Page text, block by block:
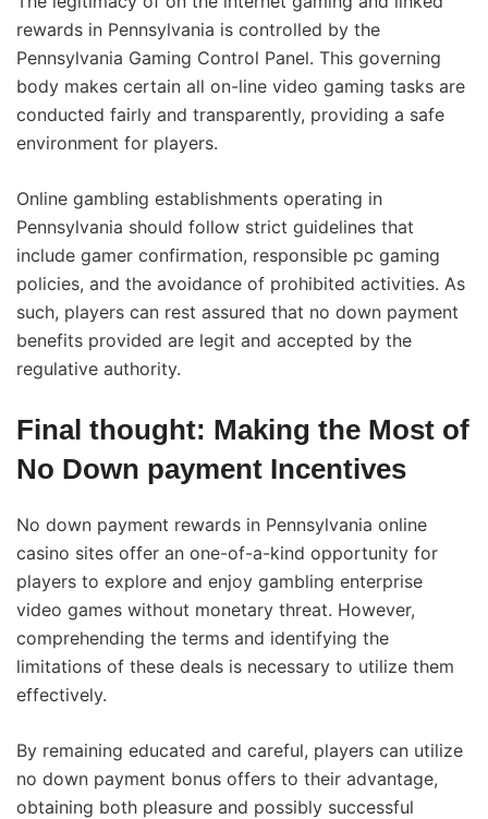
rewards in Pennsylvania is controlled by the
Pennsylvania Gaming Control Panel. This governing
body makes certain all on-line video gaming tasks are
conducted fairly and transparently, providing a safe
environment for players.
Online gambling establishments operating in
Pennsylvania should follow strict guidelines that
include gamer confirmation, responsible pc gaming
policies, and the avoidance of prohibited activities. As
such, players can rest assured that no down payment
benefits provided are legit and accepted by the
regulative authority.
Final thought: Making the Most of
No Down payment Incentives
No down payment rewards in Pennsylvania online
casino sites offer an one-of-a-kind opportunity for
players to explore and enjoy gambling enterprise
video games without monetary threat. However,
comprehending the terms and identifying the
limitations of these deals is necessary to utilize them
effectively.
By remaining educated and careful, players can utilize
no down payment bonus offers to their advantage,
obtaining both pleasure and possibly successful